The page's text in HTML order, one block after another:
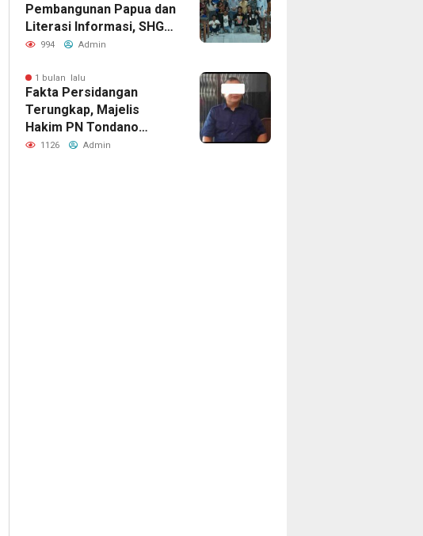
Pembangunan Papua dan
Literasi Informasi, SHG
Advokat Mengundang
“Pesta Babi” di
Yogyakarta
994 Admin
1 bulan lalu
Fakta Persidangan
Terungkap, Majelis
Hakim PN Tondano
Temukan Objek Putusan
1126 Admin